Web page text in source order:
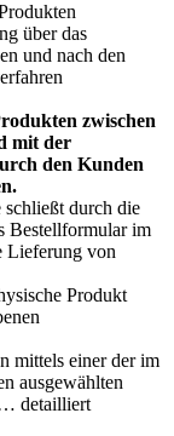
über das
und nach den
zwischen
mit der
den Kunden
durch die
Bestellformular im
Lieferung von
Produkt
mittels einer der im
ausgewählten
… detailliert